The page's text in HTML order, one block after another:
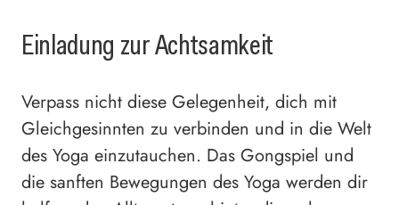
Einladung zur Achtsamkeit
Verpass nicht diese Gelegenheit, dich mit
Gleichgesinnten zu verbinden und in die Welt
des Yoga einzutauchen. Das Gongspiel und
die sanften Bewegungen des Yoga werden dir